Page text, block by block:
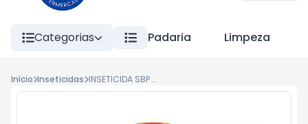
Categorias Padaria Limpeza
Início Inseticidas INSETICIDA SBP MULTINSETICIDA EMB.ECONOMICA 380ml CITRONELA